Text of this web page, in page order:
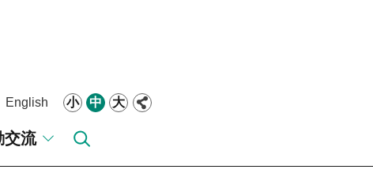
English 小 中 大
交流